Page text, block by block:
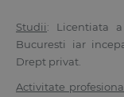
Studii: Licentiata
Bucuresti iar
Drept privat.
Activitate